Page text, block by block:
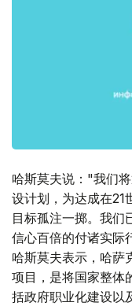
哈斯莫夫说："我们
设计划，为达成在21
目标孤注一掷。我
信心百倍的付诸实际
哈斯莫夫表示，哈萨
项目，是将国家整体
括政府职业化建设以